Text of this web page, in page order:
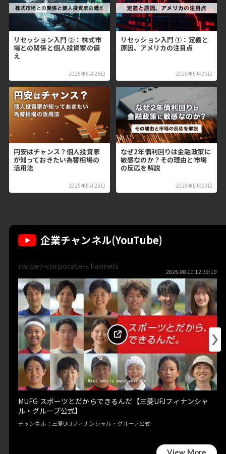
リセッション入門 ②：株式市
場との関係と個人投資家の備
え
2025年5月26日
リセッション入門 ①：定義と
原因、アメリカの注目点
2025年5月26日
円安はチャンス？個人投資家
が知っておきたい為替相場の
活用法
2025年5月23日
なぜ2年債利回りは金融政策に
敏感なのか？その理由と市場
の反応を解説
2025年5月23日
企業チャンネル(YouTube)
swiper-corporate-channels
2026-08-10 12:39:19
MUFG スポーツとだからできるんだ【三菱UFJフィナンシャ
ル・グループ公式】
チャンネル：三菱UFJフィナンシャル・グループ公式
View More